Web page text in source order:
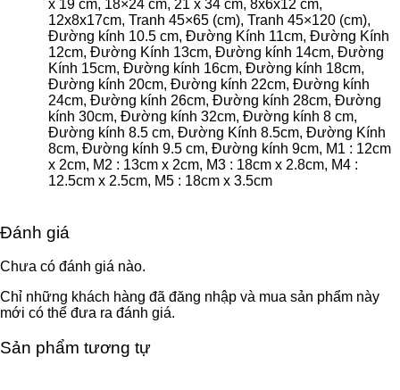
x 19 cm, 18×24 cm, 21 x 34 cm, 8x6x12 cm,
12x8x17cm, Tranh 45×65 (cm), Tranh 45×120 (cm),
Đường kính 10.5 cm, Đường Kính 11cm, Đường Kính
12cm, Đường Kính 13cm, Đường kính 14cm, Đường
Kính 15cm, Đường kính 16cm, Đường kính 18cm,
Đường kính 20cm, Đường kính 22cm, Đường kính
24cm, Đường kính 26cm, Đường kính 28cm, Đường
kính 30cm, Đường kính 32cm, Đường kính 8 cm,
Đường kính 8.5 cm, Đường Kính 8.5cm, Đường Kính
8cm, Đường kính 9.5 cm, Đường kính 9cm, M1 : 12cm
x 2cm, M2 : 13cm x 2cm, M3 : 18cm x 2.8cm, M4 :
12.5cm x 2.5cm, M5 : 18cm x 3.5cm
Đánh giá
Chưa có đánh giá nào.
Chỉ những khách hàng đã đăng nhập và mua sản phẩm này
mới có thể đưa ra đánh giá.
Sản phẩm tương tự